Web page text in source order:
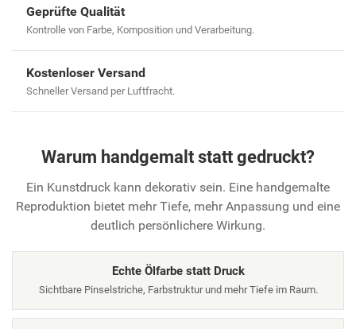
Geprüfte Qualität
Kontrolle von Farbe, Komposition und Verarbeitung.
Kostenloser Versand
Schneller Versand per Luftfracht.
Warum handgemalt statt gedruckt?
Ein Kunstdruck kann dekorativ sein. Eine handgemalte
Reproduktion bietet mehr Tiefe, mehr Anpassung und eine
deutlich persönlichere Wirkung.
Echte Ölfarbe statt Druck
Sichtbare Pinselstriche, Farbstruktur und mehr Tiefe im Raum.